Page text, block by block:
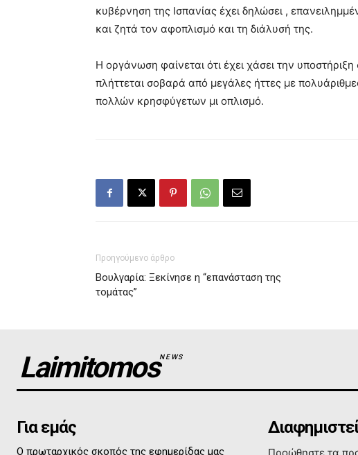
κυβέρνηση της Ισπανίας έχει δηλώσει ,
και ζητά τον αφοπλισμό και τη διάλυσή της.
Η οργάνωση φαίνεται ότι έχει χάσει την
πλήττεται σοβαρά από μεγάλες ήττες με
πολλών κρησφύγετων μι οπλισμό.
Προηγούμενο άρθρο
Βουλγαρία: Ξεκίνησε η “επανάσταση της
τομάτας”
LaimitomosNEWS
Για εμάς
Ο πρωταρχικός σκοπός της εφημερίδας μας